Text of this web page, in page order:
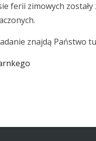
ferii zimowych
znajdą Państwo